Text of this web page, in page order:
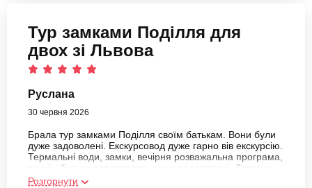
Тур замками Поділля для
двох зі Львова
Руслана
30 червня 2026
Брала тур замками Поділля своїм батькам. Вони були
дуже задоволені. Екскурсовод дуже гарно вів екскурсію.
Термальні води, замки, вечірня розважальна програма,
танці - батьки повернулись дуже задоволені. Дякуємо
вам
Розгорнути